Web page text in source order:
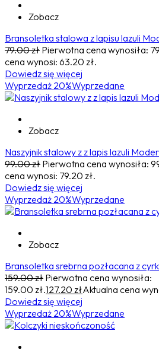
Zobacz
Bransoletka stalowa z lapisu lazuli
79.00zł Pierwotna cena wynosiła:
cena wynosi: 63.20 zł.
Dowiedz się więcej
Wyprzedaż 20%Wyprzedane
Zobacz
Naszyjnik stalowy z z lapis lazuli
99.00zł Pierwotna cena wynosiła:
cena wynosi: 79.20 zł.
Dowiedz się więcej
Wyprzedaż 20%Wyprzedane
Zobacz
Bransoletka srebrna pozłacana z
159.00zł Pierwotna cena wynosiła:
159.00 zł.127.20 złAktualna cena
Dowiedz się więcej
Wyprzedaż 20%Wyprzedane